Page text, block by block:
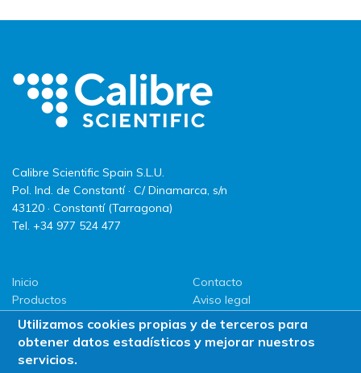
Calibre Scientific Spain S.L.U.
Pol. Ind. de Constantí · C/ Dinamarca, s/n
43120 · Constantí (Tarragona)
Tel. +34 977 524 477
Inicio
Productos
LLG
Promociones
ServiSAT
Contacto
Aviso legal
Política de privacidad
Política de Cookies
Utilizamos cookies propias y de terceros para
obtener datos estadísticos y mejorar nuestros
servicios.